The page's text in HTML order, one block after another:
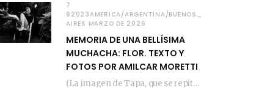
7
92023AMERICA/ARGENTINA/BUENOS_
AIRES MARZO DE 2026
MEMORIA DE UNA BELLÍSIMA
MUCHACHA: FLOR. TEXTO Y
FOTOS POR AMILCAR MORETTI
(La imagen de Tapa, que se repite arriba, fue compuesta por Amilcar Moretti el viernes…